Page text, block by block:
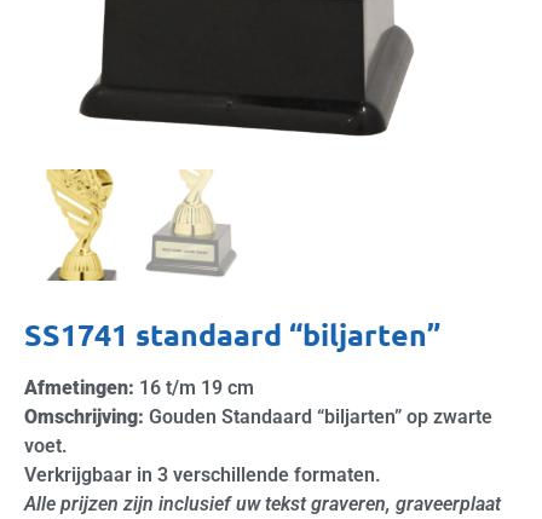
SS1741 standaard “biljarten”
Afmetingen: 16 t/m 19 cm
Omschrijving: Gouden Standaard “biljarten” op zwarte
voet.
Verkrijgbaar in 3 verschillende formaten.
Alle prijzen zijn inclusief uw tekst graveren, graveerplaat